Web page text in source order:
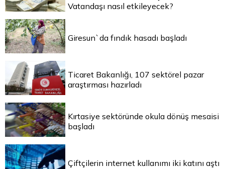
Vatandaşı nasıl etkileyecek?
Giresun`da fındık hasadı başladı
Ticaret Bakanlığı, 107 sektörel pazar
araştırması hazırladı
Kırtasiye sektöründe okula dönüş mesaisi
başladı
Çiftçilerin internet kullanımı iki katını aştı